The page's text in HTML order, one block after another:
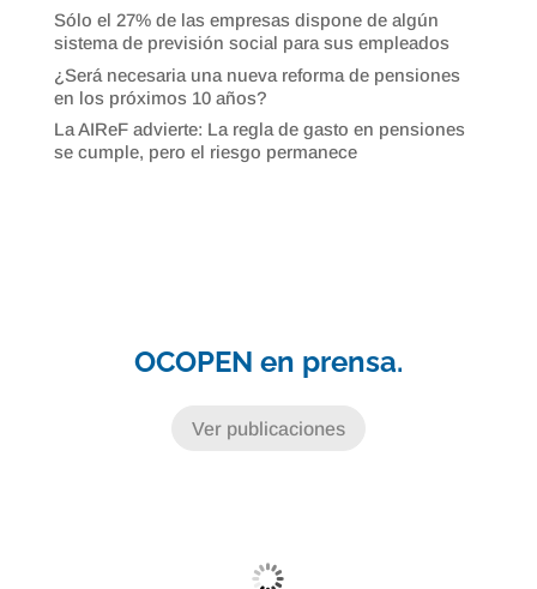
Sólo el 27% de las empresas dispone de algún
sistema de previsión social para sus empleados
¿Será necesaria una nueva reforma de pensiones
en los próximos 10 años?
La AIReF advierte: La regla de gasto en pensiones
se cumple, pero el riesgo permanece
OCOPEN en prensa.
Ver publicaciones